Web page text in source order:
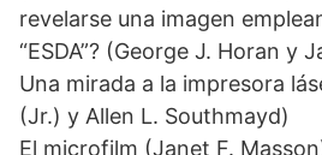
revelarse una imagen
“ESDA”? (George J. Horan y
Una mirada a la impresora
(Jr.) y Allen L. Southmayd)
El microfilm (Janet F.